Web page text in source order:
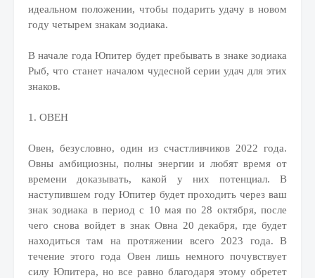
идеальном положении, чтобы подарить удачу в новом
году четырем знакам зодиака.
В начале года Юпитер будет пребывать в знаке зодиака
Рыб, что станет началом чудесной серии удач для этих
знаков.
1. ОВЕН
Овен, безусловно, один из счастливчиков 2022 года.
Овны амбициозны, полны энергии и любят время от
времени доказывать, какой у них потенциал. В
наступившем году Юпитер будет проходить через ваш
знак зодиака в период с 10 мая по 28 октября, после
чего снова войдет в знак Овна 20 декабря, где будет
находиться там на протяжении всего 2023 года. В
течение этого года Овен лишь немного почувствует
силу Юпитера, но все равно благодаря этому обретет